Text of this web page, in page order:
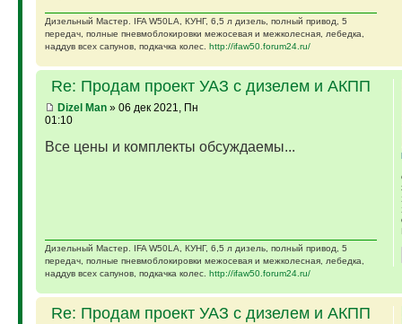
Дизельный Мастер. IFA W50LA, КУНГ, 6,5 л дизель, полный привод, 5
передач, полные пневмоблокировки межосевая и межколесная, лебедка,
наддув всех сапунов, подкачка колес. http://ifaw50.forum24.ru/
Re: Продам проект УАЗ с дизелем и АКПП
Dizel Man» 06 дек 2021, Пн
01:10
Все цены и комплекты обсуждаемы...
Дизельный Мастер. IFA W50LA, КУНГ, 6,5 л дизель, полный привод, 5
передач, полные пневмоблокировки межосевая и межколесная, лебедка,
наддув всех сапунов, подкачка колес. http://ifaw50.forum24.ru/
Re: Продам проект УАЗ с дизелем и АКПП